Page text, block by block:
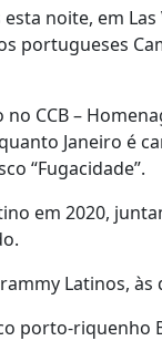
noite, em
portugueses
CCB –
Janeiro é
“Fugacidade”.
em 2020,
Latinos,
porto-riquenho